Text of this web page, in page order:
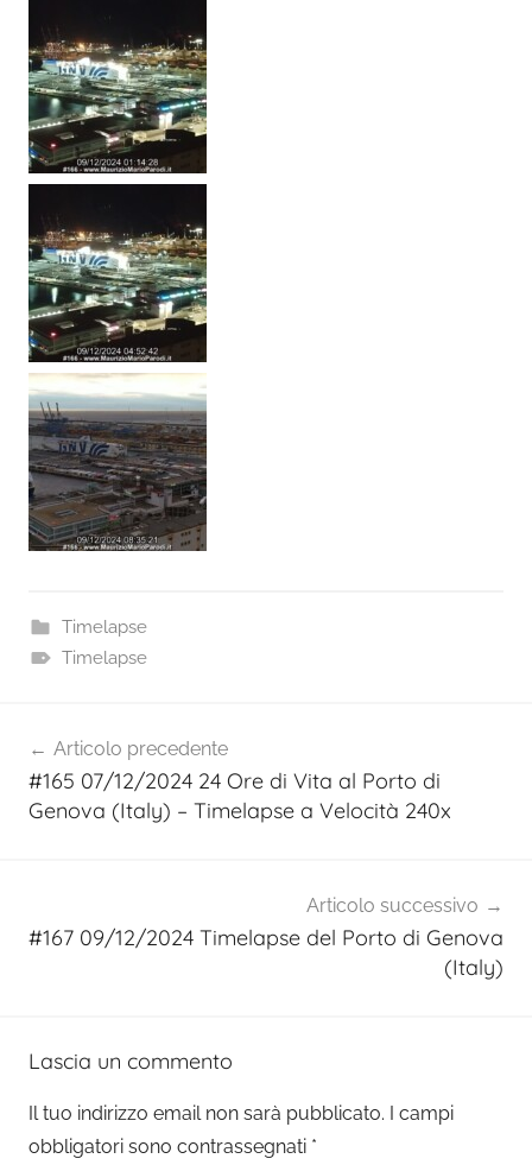
Timelapse
Timelapse
articoli
Articolo precedente
#165 07/12/2024 24 Ore di Vita al Porto di
Genova (Italy) – Timelapse a Velocità 240x
Articolo successivo
#167 09/12/2024 Timelapse del Porto di Genova
(Italy)
Lascia un commento
Il tuo indirizzo email non sarà pubblicato. I campi
obbligatori sono contrassegnati *